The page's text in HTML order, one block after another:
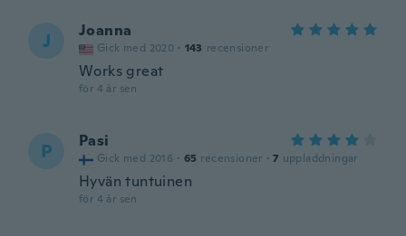
J Joanna
Gick med 2020 · 143 recensioner
Works great
för 4 år sen
P Pasi
Gick med 2016 · 65 recensioner · 7 uppladdningar
Hyvän tuntuinen
för 4 år sen